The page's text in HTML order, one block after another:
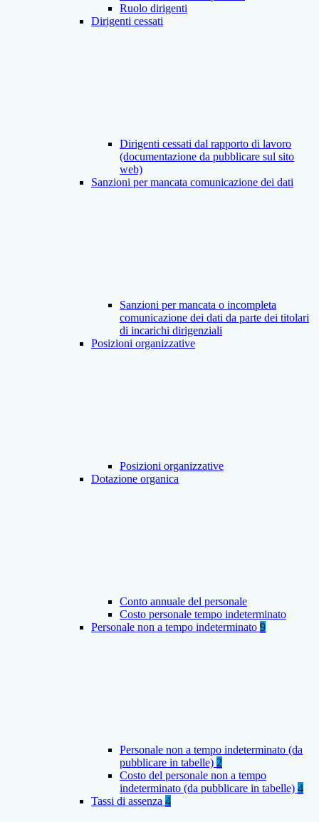
Ruolo dirigenti
Dirigenti cessati
Dirigenti cessati dal rapporto di lavoro
(documentazione da pubblicare sul sito
web)
Sanzioni per mancata comunicazione dei dati
Sanzioni per mancata o incompleta
comunicazione dei dati da parte dei titolari
di incarichi dirigenziali
Posizioni organizzative
Posizioni organizzative
Dotazione organica
Conto annuale del personale
Costo personale tempo indeterminato
Personale non a tempo indeterminato 9
Personale non a tempo indeterminato (da
pubblicare in tabelle) 2
Costo del personale non a tempo
indeterminato (da pubblicare in tabelle) 4
Tassi di assenza 4